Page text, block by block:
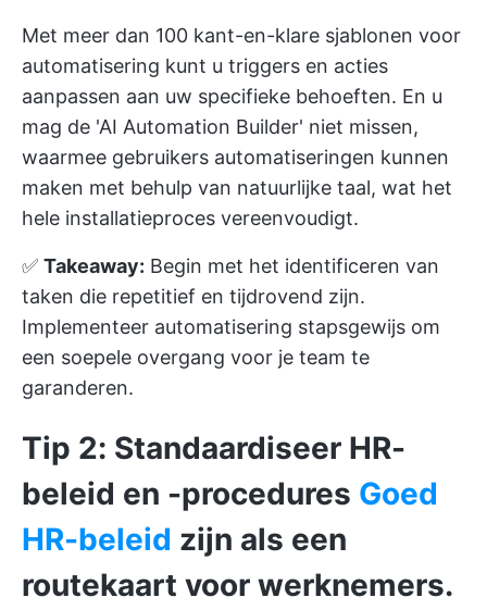
Met meer dan 100 kant-en-klare sjablonen voor
automatisering kunt u triggers en acties
aanpassen aan uw specifieke behoeften. En u
mag de 'AI Automation Builder' niet missen,
waarmee gebruikers automatiseringen kunnen
maken met behulp van natuurlijke taal, wat het
hele installatieproces vereenvoudigt.
✅ Takeaway: Begin met het identificeren van
taken die repetitief en tijdrovend zijn.
Implementeer automatisering stapsgewijs om
een soepele overgang voor je team te
garanderen.
Tip 2: Standaardiseer HR-
beleid en -procedures Goed
HR-beleid zijn als een
routekaart voor werknemers.